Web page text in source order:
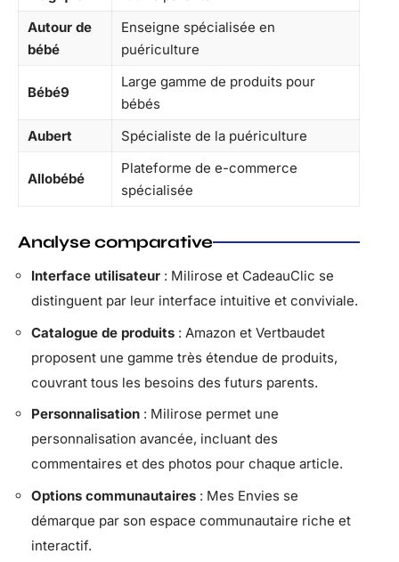
Autour de
bébé
Enseigne spécialisée en
puériculture
Bébé9
Large gamme de produits pour
bébés
Aubert
Spécialiste de la puériculture
Allobébé
Plateforme de e-commerce
spécialisée
Analyse comparative
Interface utilisateur : Milirose et CadeauClic se
distinguent par leur interface intuitive et conviviale.
Catalogue de produits : Amazon et Vertbaudet
proposent une gamme très étendue de produits,
couvrant tous les besoins des futurs parents.
Personnalisation : Milirose permet une
personnalisation avancée, incluant des
commentaires et des photos pour chaque article.
Options communautaires : Mes Envies se
démarque par son espace communautaire riche et
interactif.